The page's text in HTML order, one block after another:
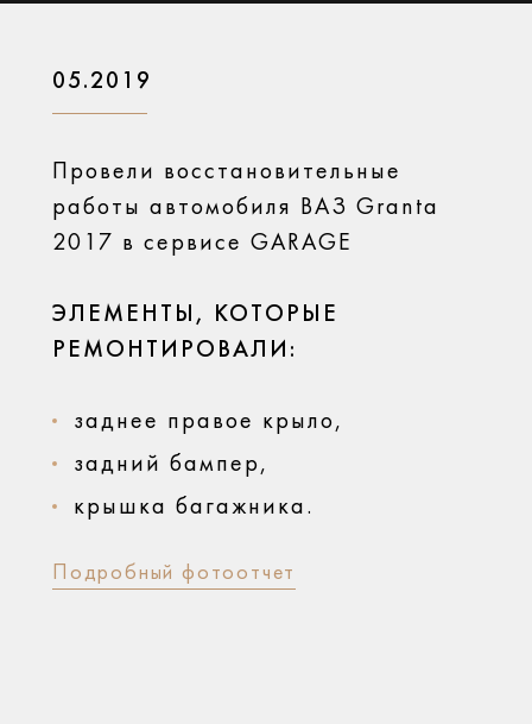
05.2019
Провели восстановительные
работы автомобиля ВАЗ Granta
2017 в сервисе GARAGE
ЭЛЕМЕНТЫ, КОТОРЫЕ
РЕМОНТИРОВАЛИ:
заднее правое крыло,
задний бампер,
крышка багажника.
Подробный фотоотчет